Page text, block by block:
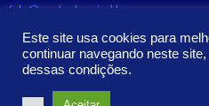
fale@santaclara.ind.br
CEP: 04225-000
2023 – Todos os Direitos
Este site usa cookies para
continuar navegando neste
dessas condições.